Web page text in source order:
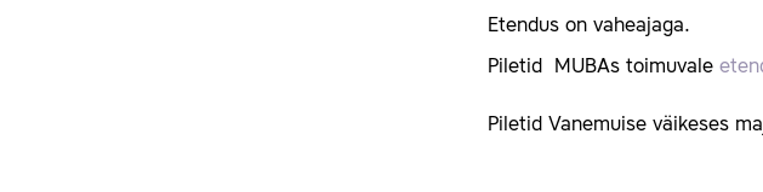
Etendus on vaheajaga.
Piletid MUBAs toimuvale
Piletid Vanemuise väikeses